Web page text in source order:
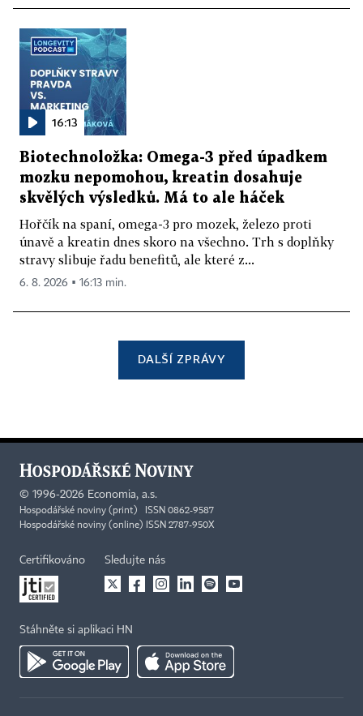
16:13
Biotechnoložka: Omega-3 před úpadkem
mozku nepomohou, kreatin dosahuje
skvělých výsledků. Má to ale háček
Hořčík na spaní, omega-3 pro mozek, železo proti
únavě a kreatin dnes skoro na všechno. Trh s doplňky
stravy slibuje řadu benefitů, ale které z...
6. 8. 2026 ▪ 16:13 min.
DALŠÍ ZPRÁVY
© 1996-2026 Economia, a.s.
Hospodářské noviny (print) ISSN 0862-9587
Hospodářské noviny (online) ISSN 2787-950X
Certifikováno Sledujte nás
Stáhněte si aplikaci HN